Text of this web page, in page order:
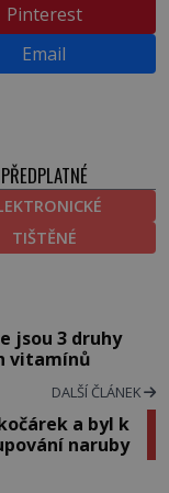
Pinterest
Email
PŘEDPLATNÉ
TIŠTĚNÉ
jsou 3 druhy
vitamínů
DALŠÍ ČLÁNEK
a byl k
naruby